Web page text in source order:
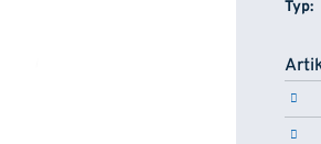
Typ: